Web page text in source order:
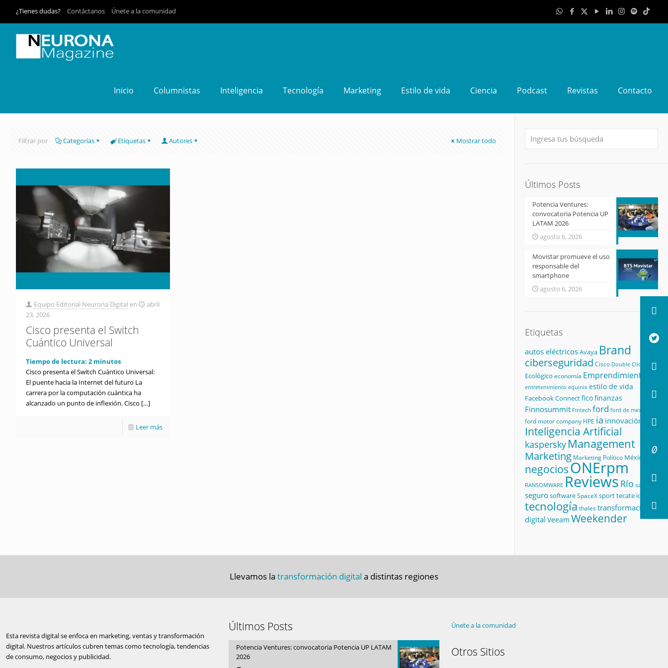
¿Tienes dudas? Contáctanos Únete a la comunidad
Inicio Columnistas Inteligencia Tecnología Marketing Estilo de vida Ciencia Podcast Revistas Contacto
Filtrar por Categorías Etiquetas Autores Mostrar todo
Equipo Editorial Neurona Digital en
abril
23, 2026
Cisco presenta el Switch
Cuántico Universal
Tiempo de lectura: 2 minutos
Cisco presenta el Switch Cuántico Universal:
El puente hacia la Internet del futuro La
carrera por la computación cuántica ha
alcanzado un punto de inflexión. Cisco […]
Leer más
Últimos Posts
Potencia Ventures:
convocatoria Potencia UP
LATAM 2026
agosto 6, 2026
Movistar promueve el uso
responsable del
smartphone
agosto 6, 2026
Etiquetas
autos eléctricosAvaya Brand
ciberseguridad Cisco Double Click
Ecológico economía Emprendimiento
entretenimiento equinix estilo de vida
Facebook Connectficofinanzas
Finnosummit Fintech ford ford de mexico
ford motor company HPE ia innovación
Inteligencia Artificial
kaspersky Management
Marketing Marketing Político México
negociosONErpm
RANSOMWARE Reviews Río salud
segurosoftwareSpaceXsporttecate id
tecnología thalestransformación
digital Veeam Weekender
Llevamos la transformación digital a distintas regiones
Esta revista digital se enfoca en marketing, ventas y transformación
digital. Nuestros artículos cubren temas como tecnología, tendencias
de consumo, negocios y publicidad.
Últimos Posts
Potencia Ventures: convocatoria Potencia UP LATAM
2026
Únete a la comunidad
Otros Sitios